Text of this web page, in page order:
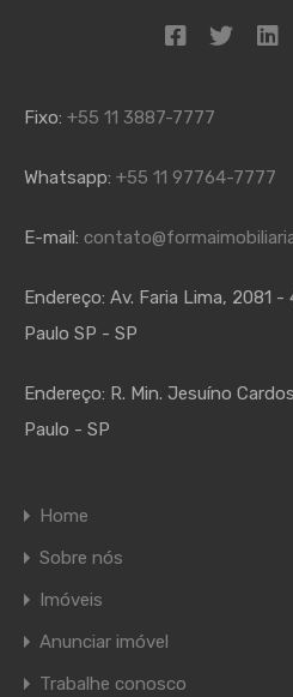
Fixo: +55 11 3887-7777
Whatsapp: +55 11 97764-7777
E-mail:
Endereço: Av. Faria Lima, 2081
Paulo SP - SP
Endereço: R. Min. Jesuíno
Paulo - SP
Home
Sobre nós
Imóveis
Anunciar imóvel
Trabalhe conosco